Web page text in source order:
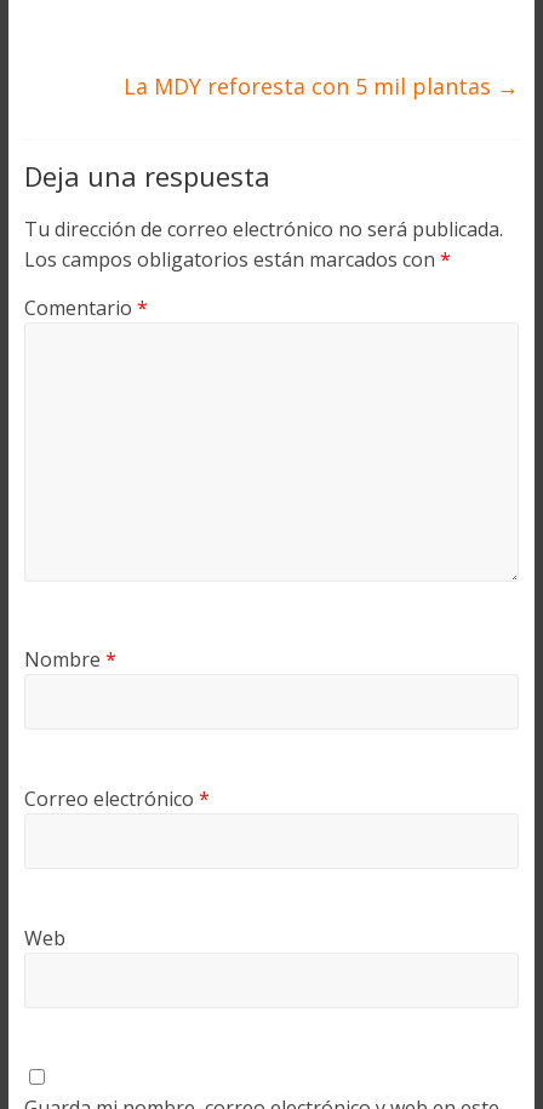
La MDY reforesta con 5 mil plantas →
Deja una respuesta
Tu dirección de correo electrónico no será publicada.
Los campos obligatorios están marcados con *
Comentario *
Nombre *
Correo electrónico *
Web